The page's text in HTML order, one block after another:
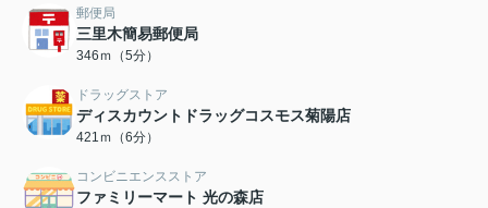
郵便局
三里木簡易郵便局
346ｍ（5分）
ドラッグストア
ディスカウントドラッグコスモス菊陽店
421ｍ（6分）
コンビニエンスストア
ファミリーマート 光の森店